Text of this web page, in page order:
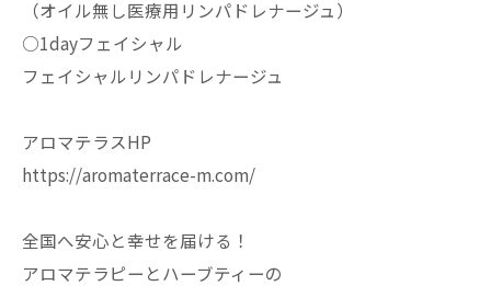
（オイル無し医療用リンパドレナージュ）
○1dayフェイシャル
フェイシャルリンパドレナージュ
アロマテラスHP
https://aromaterrace-m.com/
全国へ安心と幸せを届ける！
アロマテラピーとハーブティーの